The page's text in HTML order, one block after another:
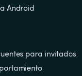
Android
para invitados